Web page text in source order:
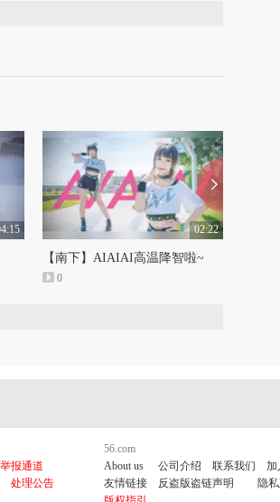
02:22
【南下】AIAIAI高温降智啦~
0
报通道
处理公告
56.com
About us
公司介绍 联系我们
加
友情链接
反盗版盗链声明
隐